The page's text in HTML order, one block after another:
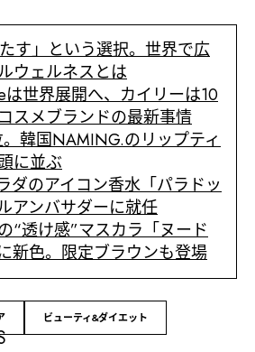
す」という選択。世界で広
ウェルネスとは
世界展開へ、カイリーは10
スメブランドの最新事情
韓国NAMING.のリップティ
に並ぶ
ダのアイコン香水「パラドッ
アンバサダーに就任
“透け感”マスカラ「ヌード
新色。限定ブラウンも登場
ビューティ&ダイエット